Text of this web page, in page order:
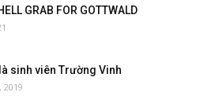
GRAB FOR GOTTWALD
sinh viên Trường Vinh
2019